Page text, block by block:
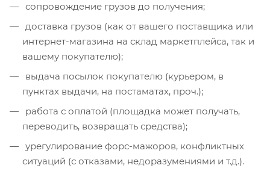
сопровождение грузов до получения;
доставка грузов (как от вашего поставщика или
интернет-магазина на склад маркетплейса, так и
вашему покупателю);
выдача посылок покупателю (курьером, в
пунктах выдачи, на постаматах, проч.);
работа с оплатой (площадка может получать,
переводить, возвращать средства);
урегулирование форс-мажоров, конфликтных
ситуаций (с отказами, недоразумениями и т.д.).